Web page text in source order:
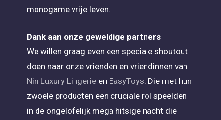
monogame vrije leven.
Dank aan onze geweldige partners
We willen graag even een speciale shoutout
doen naar onze vrienden en vriendinnen van
Nin Luxury Lingerieen EasyToys. Die met hun
zwoele producten een cruciale rol speelden
in de ongelofelijk mega hitsige nacht die